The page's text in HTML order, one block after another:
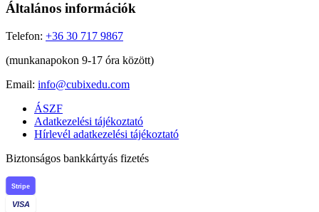
Általános információk
Telefon: +36 30 717 9867
(munkanapokon 9-17 óra között)
Email: info@cubixedu.com
ÁSZF
Adatkezelési tájékoztató
Hírlevél adatkezelési tájékoztató
Biztonságos bankkártyás fizetés
Stripe
VISA